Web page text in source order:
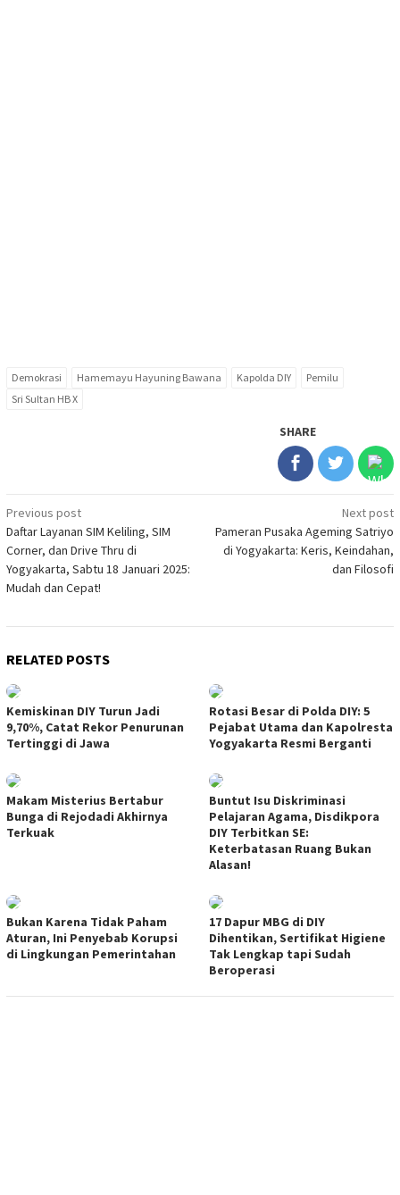
Demokrasi Hamemayu Hayuning Bawana Kapolda DIY
Pemilu
Sri Sultan HB X
SHARE
Post
navigation
Previous post
Daftar Layanan SIM Keliling, SIM
Corner, dan Drive Thru di
Yogyakarta, Sabtu 18 Januari 2025:
Mudah dan Cepat!
Next post
Pameran Pusaka Ageming Satriyo
di Yogyakarta: Keris, Keindahan,
dan Filosofi
RELATED POSTS
Kemiskinan DIY Turun Jadi
9,70%, Catat Rekor Penurunan
Tertinggi di Jawa
Rotasi Besar di Polda DIY: 5
Pejabat Utama dan Kapolresta
Yogyakarta Resmi Berganti
Makam Misterius Bertabur
Bunga di Rejodadi Akhirnya
Terkuak
Buntut Isu Diskriminasi
Pelajaran Agama, Disdikpora
DIY Terbitkan SE:
Keterbatasan Ruang Bukan
Alasan!
Bukan Karena Tidak Paham
Aturan, Ini Penyebab Korupsi
di Lingkungan Pemerintahan
17 Dapur MBG di DIY
Dihentikan, Sertifikat Higiene
Tak Lengkap tapi Sudah
Beroperasi